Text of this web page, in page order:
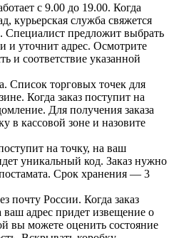
с 9.00 до 19.00. Когда
курьерская служба свяжется
Специалист предложит выбрать
и уточнит адрес. Осмотрите
и соответствие указанной
Список торговых точек для
Когда заказ поступит на
Для получения заказа
в кассовой зоне и назовите
на точку, на ваш
уникальный код. Заказ нужно
Срок хранения — 3
почту России. Когда заказ
ваш адрес придет извещение о
вы можете оценить состояние